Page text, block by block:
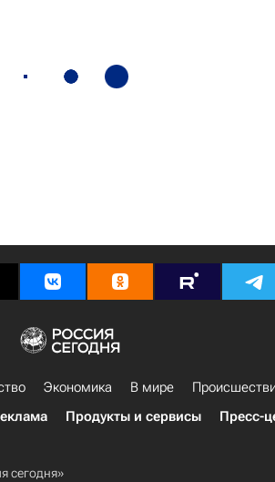
Экономика В мире
Продукты и сервисы Пресс-
сегодня»